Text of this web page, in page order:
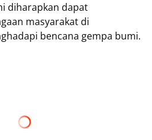
diharapkan dapat
masyarakat di
bencana gempa bumi.